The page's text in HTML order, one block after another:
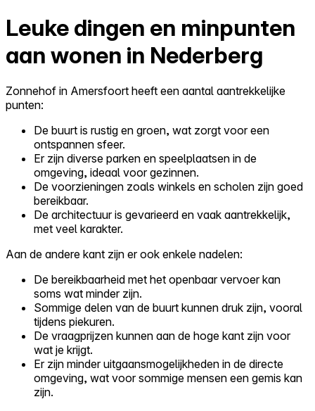
Leuke dingen en minpunten
aan wonen in Nederberg
Zonnehof in Amersfoort heeft een aantal aantrekkelijke
punten:
De buurt is rustig en groen, wat zorgt voor een
ontspannen sfeer.
Er zijn diverse parken en speelplaatsen in de
omgeving, ideaal voor gezinnen.
De voorzieningen zoals winkels en scholen zijn goed
bereikbaar.
De architectuur is gevarieerd en vaak aantrekkelijk,
met veel karakter.
Aan de andere kant zijn er ook enkele nadelen:
De bereikbaarheid met het openbaar vervoer kan
soms wat minder zijn.
Sommige delen van de buurt kunnen druk zijn, vooral
tijdens piekuren.
De vraagprijzen kunnen aan de hoge kant zijn voor
wat je krijgt.
Er zijn minder uitgaansmogelijkheden in de directe
omgeving, wat voor sommige mensen een gemis kan
zijn.